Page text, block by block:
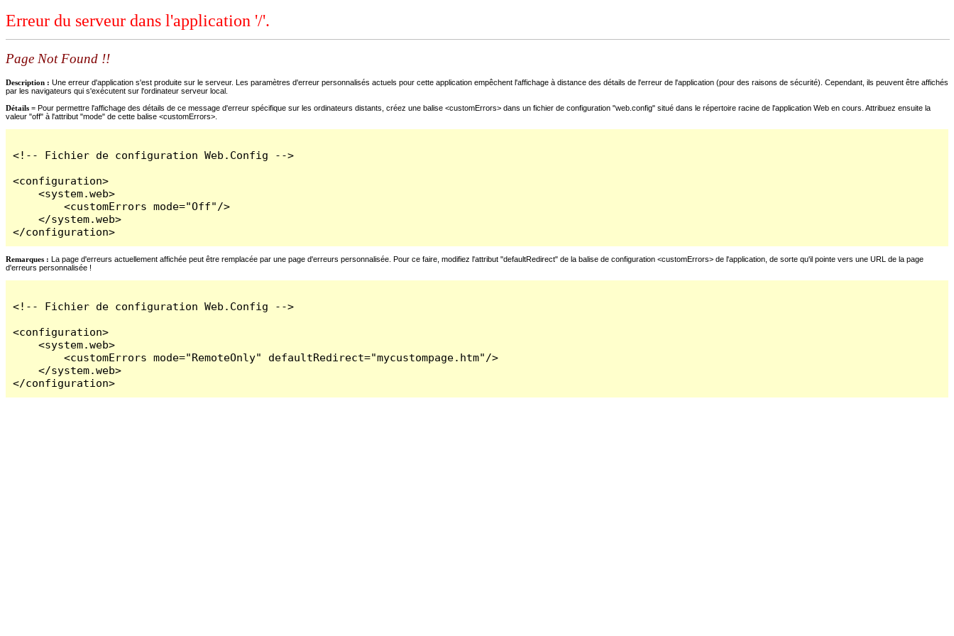
Erreur du serveur dans l'application '/'.
Page Not Found !!
Description : Une erreur d'application s'est produite sur le serveur. Les paramètres d'erreur personnalisés actuels pour cette application empêchent l'affichage à distance des détails de l'erreur de l'application (pour des raisons de sécurité). Cependant, ils peuvent être affichés
par les navigateurs qui s'exécutent sur l'ordinateur serveur local.
Détails = Pour permettre l'affichage des détails de ce message d'erreur spécifique sur les ordinateurs distants, créez une balise <customErrors> dans un fichier de configuration "web.config" situé dans le répertoire racine de l'application Web en cours. Attribuez ensuite la
valeur "off" à l'attribut "mode" de cette balise <customErrors>.
<!-- Fichier de configuration Web.Config -->
<configuration>
    <system.web>
        <customErrors mode="Off"/>
    </system.web>
</configuration>
Remarques : La page d'erreurs actuellement affichée peut être remplacée par une page d'erreurs personnalisée. Pour ce faire, modifiez l'attribut "defaultRedirect" de la balise de configuration <customErrors> de l'application, de sorte qu'il pointe vers une URL de la page
d'erreurs personnalisée !
<!-- Fichier de configuration Web.Config -->
<configuration>
    <system.web>
        <customErrors mode="RemoteOnly" defaultRedirect="mycustompage.htm"/>
    </system.web>
</configuration>